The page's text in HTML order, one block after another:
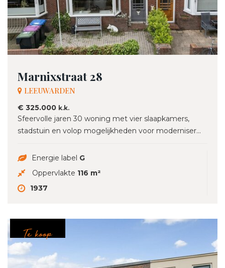
Marnixstraat 28
LEEUWARDEN
€ 325.000 k.k.
Sfeervolle jaren 30 woning met vier slaapkamers,
stadstuin en volop mogelijkheden voor moderniser...
Energie label G
Oppervlakte 116 m²
1937
Te koop